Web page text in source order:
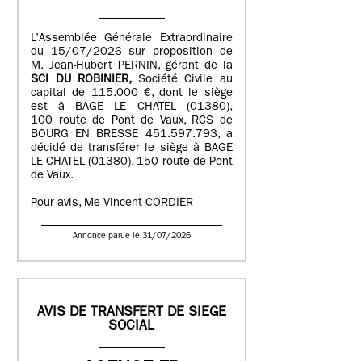
L’Assemblée Générale Extraordinaire
du 15/07/2026 sur proposition de
M. Jean-Hubert PERNIN, gérant de la
SCI DU ROBINIER, Société Civile au
capital de 115.000 €, dont le siège
est à BAGE LE CHATEL (01380),
100 route de Pont de Vaux, RCS de
BOURG EN BRESSE 451.597.793, a
décidé de transférer le siège à BAGE
LE CHATEL (01380), 150 route de Pont
de Vaux.
Pour avis, Me Vincent CORDIER
Annonce parue le 31/07/2026
AVIS DE TRANSFERT DE SIEGE
SOCIAL